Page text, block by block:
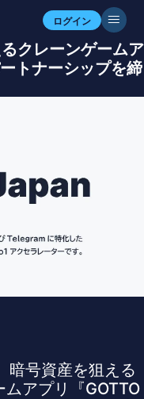
ログイン
クレーンゲームア
トナーシップを締
暗号資産を狙える
ムアプリ『GOTTO